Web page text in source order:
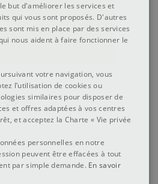
ZIP
but d'améliorer les services et
qui vous sont proposés. D'autres
sont mis en place par des services
nous aident à faire fonctionner le
votre navigation, vous
l’utilisation de cookies ou
similaires pour disposer de
et offres adaptées à vos centres
et acceptez la Charte « Vie privée
personnelles en notre
peuvent être effacées à tout
par simple demande. En savoir